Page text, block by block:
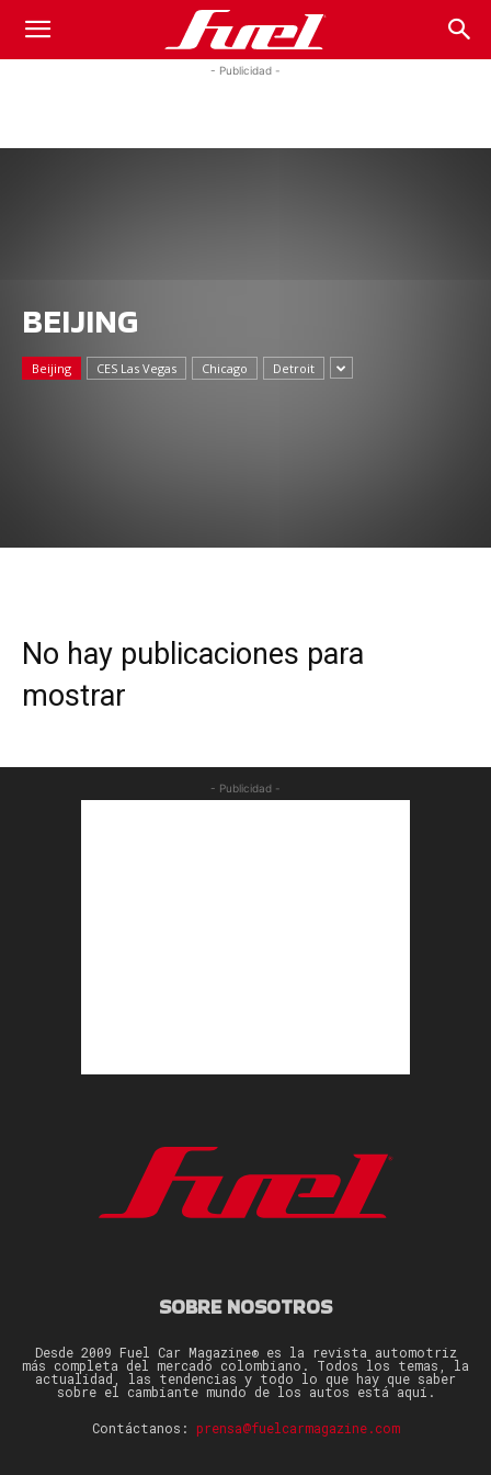
Fuel
- Publicidad -
BEIJING
Beijing CES Las Vegas Chicago Detroit
No hay publicaciones para
mostrar
- Publicidad -
SOBRE NOSOTROS
Desde 2009 Fuel Car Magazine® es la revista automotriz
más completa del mercado colombiano. Todos los temas, la
actualidad, las tendencias y todo lo que hay que saber
sobre el cambiante mundo de los autos está aquí.
Contáctanos: prensa@fuelcarmagazine.com